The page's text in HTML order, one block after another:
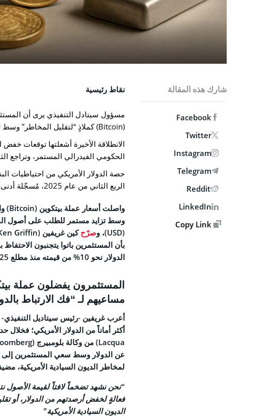
محول العملات
COMPANY
من نحن
السياسة التحريرية
سياسة الخصوصية
الشروط والأحكام
SOCIAL
X
Telegram
LinkedIn
© 2026 Coinspeaker LTD.
RIGHTS RESERVED.
شارك هذه المقالة
Facebook
Twitter
Instagram
Telegram
Reddit
LinkedIn
نقاط رئيسية
مسؤول سيتادل التنفيذي يرى أن
(Bitcoin) كملاذٍ “لتقليل المخاطر” وسط تطورات السياسات المالية والنقدية الأمريكية.
الانطلاقة الأخيرة أشعلتها توقعات خفض
الحكومي الفيدرالي المستمر، وتراجع
الربع الثاني من عام 2025، مُسجّلة أدنى مستوياتها منذ عام 1994.
واصلت أسعار عملة بيتكوين (Bitcoin)
وسط تزايد مستمر للطلب على أصول
(USD)، و
صرّح
بأن المستثمرين باتوا يتجنبون
الدولار نحو 10% من قيمته منذ مطلع 2025.
مساعيهم لـ “فك الارتباط
أعرب غريفين -رئيس سيتاديل التنفيذي-
Lacqua) من وكالة بلومبيرج (Bloomberg)،
عن الدولار وسط سعي المستثمرين إلى
لمخاطر الديون السيادية الأمريكية،
“نحن نشهد تضخماً لافتاً لقيمة
فعالةٍ لخفض أرصدتهم من الدولار، أو
الديون السيادية الأمريكية”